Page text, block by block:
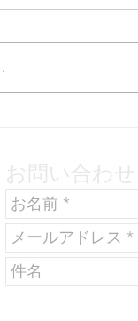
前トークイベ
お問い合わせ